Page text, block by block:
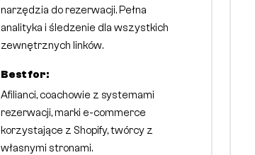
narzędzia do rezerwacji. Pełna
analityka i śledzenie dla wszystkich
zewnętrznych linków.
Best for:
Afilianci, coachowie z systemami
rezerwacji, marki e-commerce
korzystające z Shopify, twórcy z
własnymi stronami.